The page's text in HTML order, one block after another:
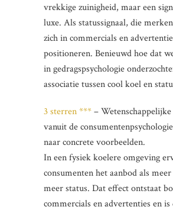
vrekkige zuinigheid, maar een
luxe. Als statussignaal, die
zich in commercials en
positioneren. Benieuwd hoe dat
in gedragspsychologie
associatie tussen cool koel en
3 sterren ***–
vanuit de
naar concrete voorbeelden.
In een fysiek koelere omgeving
consumenten het aanbod als
meer status. Dat effect ontstaat
commercials en advertenties en is